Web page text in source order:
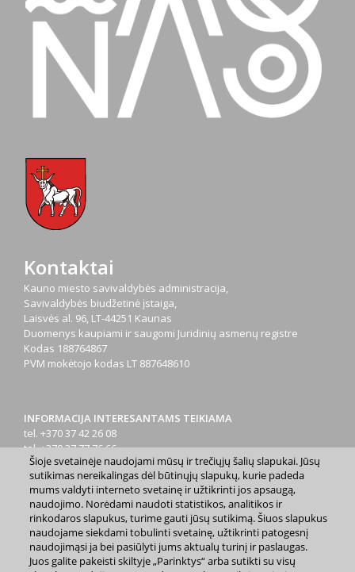
Kontaktai
Kauno miesto savivaldybės administracija,
Savivaldybės biudžetinė įstaiga,
Laisvės al. 96, LT-44251 Kaunas
Duomenys kaupiami ir saugomi Juridinių asmenų registre
Kodas 188764867
PVM mokėtojo kodas LT 887648610
INFORMACIJA INTERESANTAMS TEIKIAMA
tel. +370 37 42 26 08
tel. +370 37 77 76 66
tel. +370 660 07000
el. p.info@kaunas.lt
Šioje svetainėje naudojami mūsų ir trečiųjų šalių slapukai. Jūsų
sutikimas nereikalingas dėl būtinųjų slapukų, kurie padeda
mums valdyti interneto svetainę ir užtikrinti jos apsaugą,
naudojimo. Norėdami naudoti statistikos, analitikos ir
rinkodaros slapukus, turime gauti jūsų sutikimą. Šiuos slapukus
naudojame siekdami tobulinti svetainę, užtikrinti patogesnį
naudojimąsi ja bei pasiūlyti jums aktualų turinį ir paslaugas.
Juos galite pakeisti skiltyje „Parinktys“ arba sutikti su visų